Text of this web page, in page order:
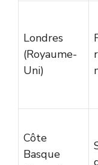
Londres
(Royaume-
Uni)
Côte
Basque